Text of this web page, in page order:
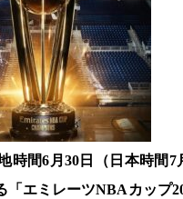
時間6月30日（日本時間7
「エミレーツNBAカップ